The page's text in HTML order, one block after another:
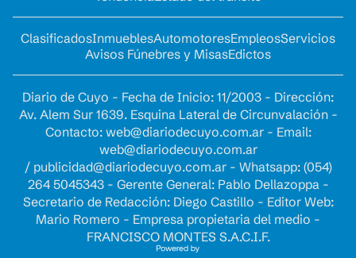
ClasificadosInmueblesAutomotoresEmpleosServicios
Avisos Fúnebres y MisasEdictos
Diario de Cuyo - Fecha de Inicio: 11/2003 - Dirección:
Av. Alem Sur 1639. Esquina Lateral de Circunvalación -
Contacto: web@diariodecuyo.com.ar- Email:
web@diariodecuyo.com.ar
/ publicidad@diariodecuyo.com.ar- Whatsapp: (054)
264 5045343 - Gerente General: Pablo Dellazoppa -
Secretario de Redacción: Diego Castillo - Editor Web:
Mario Romero - Empresa propietaria del medio -
FRANCISCO MONTES S.A.C.I.F.